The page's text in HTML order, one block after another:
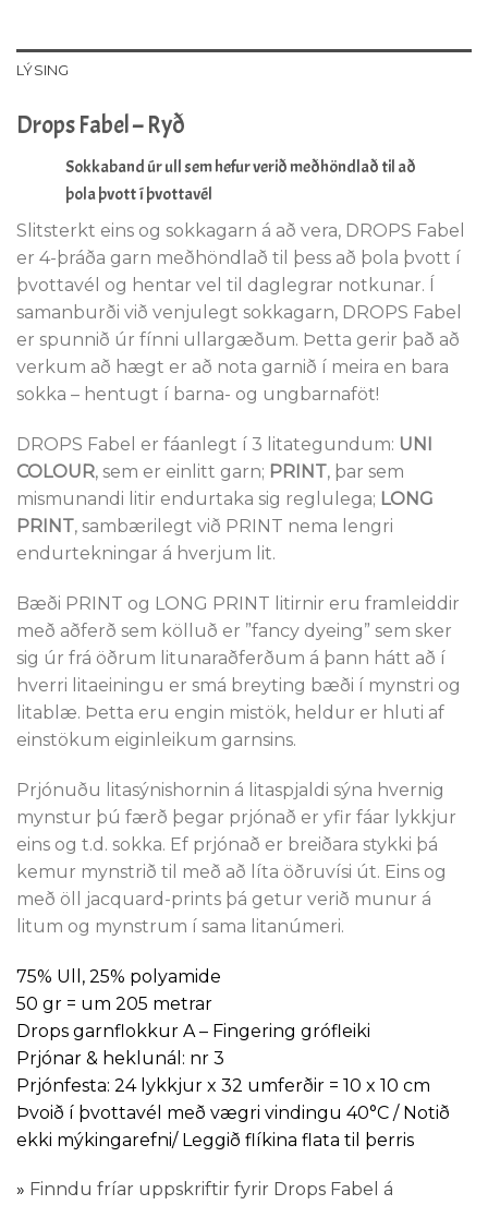
LÝSING
Drops Fabel – Ryð
Sokkaband úr ull sem hefur verið meðhöndlað til að
þola þvott í þvottavél
Slitsterkt eins og sokkagarn á að vera, DROPS Fabel
er 4-þráða garn meðhöndlað til þess að þola þvott í
þvottavél og hentar vel til daglegrar notkunar. Í
samanburði við venjulegt sokkagarn, DROPS Fabel
er spunnið úr fínni ullargæðum. Þetta gerir það að
verkum að hægt er að nota garnið í meira en bara
sokka – hentugt í barna- og ungbarnaföt!
DROPS Fabel er fáanlegt í 3 litategundum: UNI
COLOUR, sem er einlitt garn; PRINT, þar sem
mismunandi litir endurtaka sig reglulega; LONG
PRINT, sambærilegt við PRINT nema lengri
endurtekningar á hverjum lit.
Bæði PRINT og LONG PRINT litirnir eru framleiddir
með aðferð sem kölluð er ”fancy dyeing” sem sker
sig úr frá öðrum litunaraðferðum á þann hátt að í
hverri litaeiningu er smá breyting bæði í mynstri og
litablæ. Þetta eru engin mistök, heldur er hluti af
einstökum eiginleikum garnsins.
Prjónuðu litasýnishornin á litaspjaldi sýna hvernig
mynstur þú færð þegar prjónað er yfir fáar lykkjur
eins og t.d. sokka. Ef prjónað er breiðara stykki þá
kemur mynstrið til með að líta öðruvísi út. Eins og
með öll jacquard-prints þá getur verið munur á
litum og mynstrum í sama litanúmeri.
75% Ull, 25% polyamide
50 gr = um 205 metrar
Drops garnflokkur A – Fingering grófleiki
Prjónar & heklunál: nr 3
Prjónfesta: 24 lykkjur x 32 umferðir = 10 x 10 cm
Þvoið í þvottavél með vægri vindingu 40°C / Notið
ekki mýkingarefni/ Leggið flíkina flata til þerris
» Finndu fríar uppskriftir fyrir Drops Fabel á